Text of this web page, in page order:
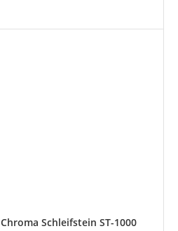
Chroma Schleifstein ST-1000